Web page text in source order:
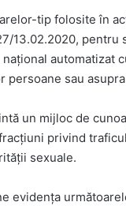
tip folosite în
13.02.2020,
automatizat
persoane sau
un mijloc de
privind
sexuale.
evidența